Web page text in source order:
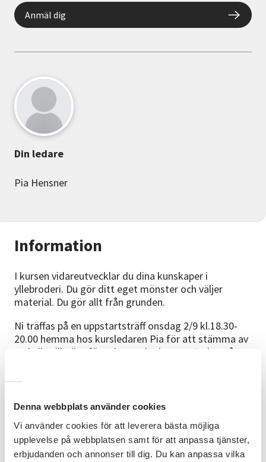
Denna webbplats använder cookies
Vi använder cookies för att leverera bästa möjliga
upplevelse på webbplatsen samt för att anpassa tjänster,
erbjudanden och annonser till dig. Du kan anpassa vilka
Information
I kursen vidareutvecklar du dina kunskaper i
yllebroderi. Du gör ditt eget mönster och väljer
material. Du gör allt från grunden.
Ni träffas på en uppstartsträff onsdag 2/9 kl.18.30-
20.00 hemma hos kursledaren Pia för att stämma av
vad alla vill göra för saker under kursen. Sedan går
Studieförbundet Vuxenskolans lokaler fram till 24/11.
Målgrupp
Detta är en kurs för dig som har gått grundkurs i
yllebroderi eller på annat sätt erhållit kunskaper i
yllebroderi.
Anmäl dig
Din ledare
Pia Hensner